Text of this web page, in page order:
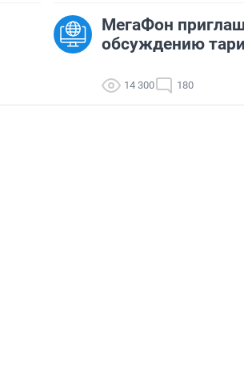
МегаФон
обсуждению
14 300 180